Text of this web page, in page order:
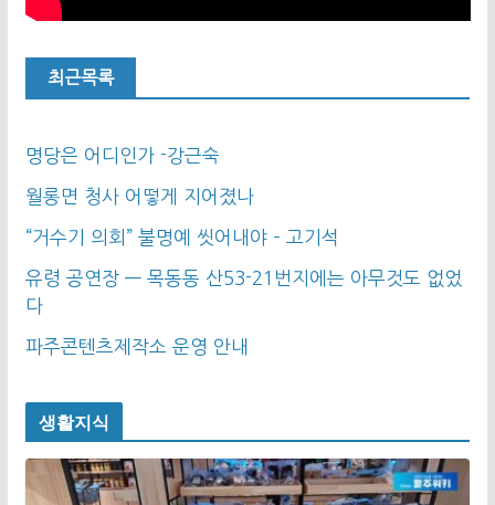
최근목록
명당은 어디인가 -강근숙
월롱면 청사 어떻게 지어졌나
“거수기 의회” 불명예 씻어내야 – 고기석
유령 공연장 — 목동동 산53-21번지에는 아무것도 없었
다
파주콘텐츠제작소 운영 안내
생활지식